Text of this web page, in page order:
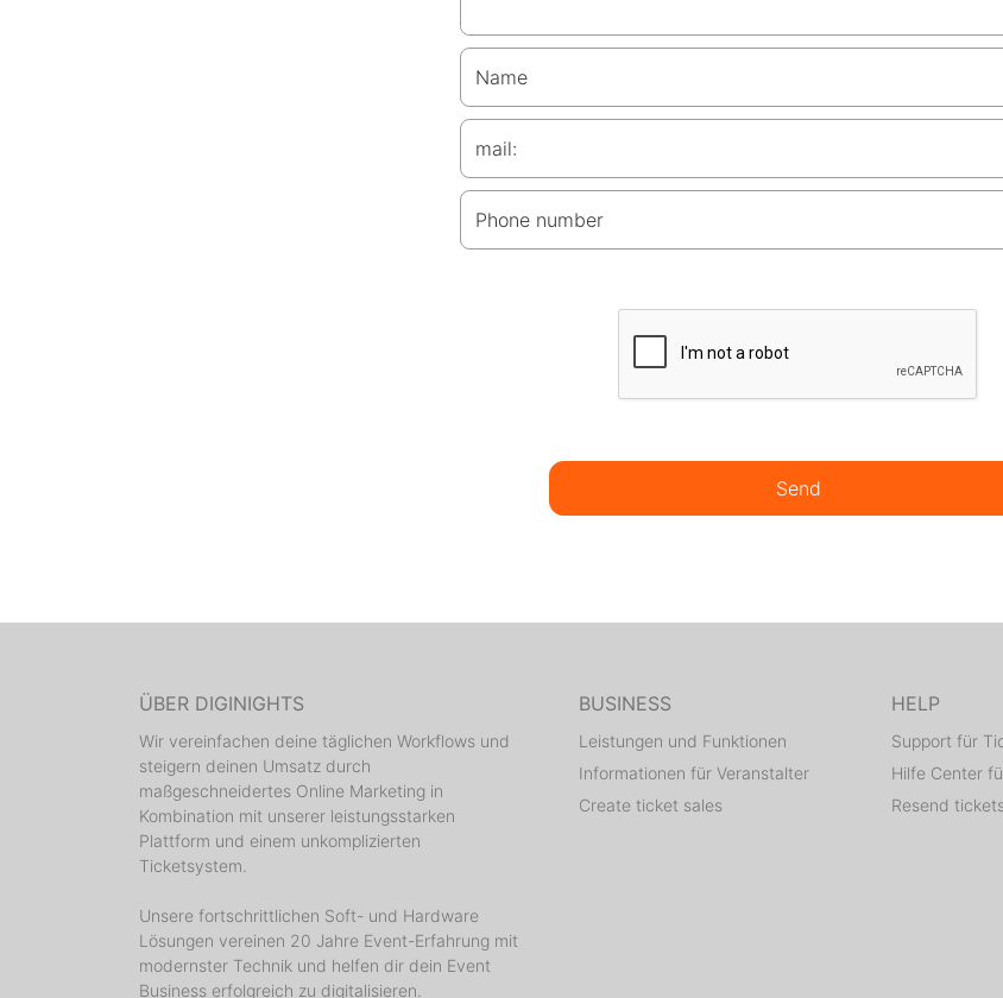
Name
mail:
Phone number
Send
ÜBER DIGINIGHTS
Wir vereinfachen deine täglichen Workflows und
steigern deinen Umsatz durch
maßgeschneidertes Online Marketing in
Kombination mit unserer leistungsstarken
Plattform und einem unkomplizierten
Ticketsystem.
Unsere fortschrittlichen Soft- und Hardware
Lösungen vereinen 20 Jahre Event-Erfahrung mit
modernster Technik und helfen dir dein Event
Business erfolgreich zu digitalisieren.
BUSINESS
Leistungen und Funktionen
Informationen für Veranstalter
Create ticket sales
HELP
Support für
Hilfe Center
Resend